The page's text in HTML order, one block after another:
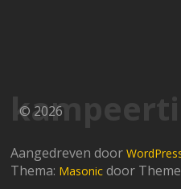
© 2026
Aangedreven door
Thema: Masonic door